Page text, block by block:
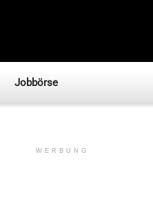
Jobbörse
WERBUNG